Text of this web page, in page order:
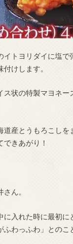
イトヨリダイに塩で
けします。
ス状の特製マヨネー
道産とうもろこしを
できあがり！
ん。
に入れた時に最初
わっふわ」とのこ